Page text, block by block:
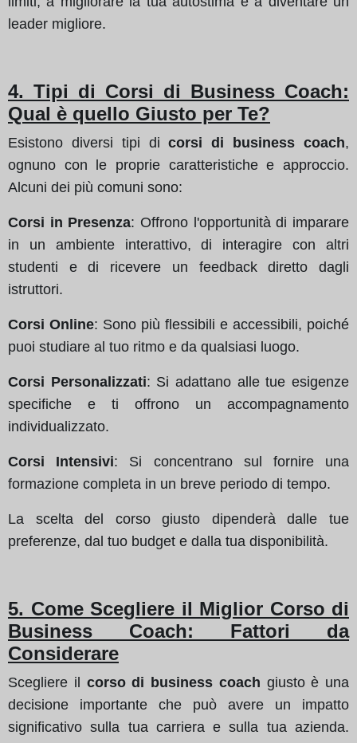
leader migliore.
4. Tipi di Corsi di Business Coach:
Qual è quello Giusto per Te?
Esistono diversi tipi dicorsi di business coach,
ognuno con le proprie caratteristiche e approccio.
Alcuni dei più comuni sono:
Corsi in Presenza: Offrono l'opportunità di imparare
in un ambiente interattivo, di interagire con altri
studenti e di ricevere un feedback diretto dagli
istruttori.
Corsi Online: Sono più flessibili e accessibili, poiché
puoi studiare al tuo ritmo e da qualsiasi luogo.
Corsi Personalizzati: Si adattano alle tue esigenze
specifiche e ti offrono un accompagnamento
individualizzato.
Corsi Intensivi: Si concentrano sul fornire una
formazione completa in un breve periodo di tempo.
La scelta del corso giusto dipenderà dalle tue
preferenze, dal tuo budget e dalla tua disponibilità.
5. Come Scegliere il Miglior Corso di
Business Coach: Fattori da
Considerare
Scegliere il corso di business coach giusto è una
decisione importante che può avere un impatto
significativo sulla tua carriera e sulla tua azienda.